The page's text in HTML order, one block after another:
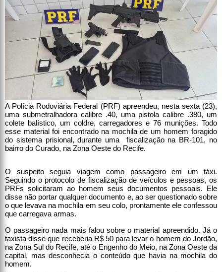
A Polícia Rodoviária Federal (PRF) apreendeu, nesta sexta (23),
uma submetralhadora calibre .40, uma pistola calibre .380, um
colete balístico, um coldre, carregadores e 76 munições. Todo
esse material foi encontrado na mochila de um homem foragido
do sistema prisional, durante uma fiscalização na BR-101, no
bairro do Curado, na Zona Oeste do Recife.
O suspeito seguia viagem como passageiro em um táxi.
Seguindo o protocolo de fiscalização de veículos e pessoas, os
PRFs solicitaram ao homem seus documentos pessoais. Ele
disse não portar qualquer documento e, ao ser questionado sobre
o que levava na mochila em seu colo, prontamente ele confessou
que carregava armas.
O passageiro nada mais falou sobre o material apreendido. Já o
taxista disse que receberia R$ 50 para levar o homem do Jordão,
na Zona Sul do Recife, até o Engenho do Meio, na Zona Oeste da
capital, mas desconhecia o conteúdo que havia na mochila do
homem.